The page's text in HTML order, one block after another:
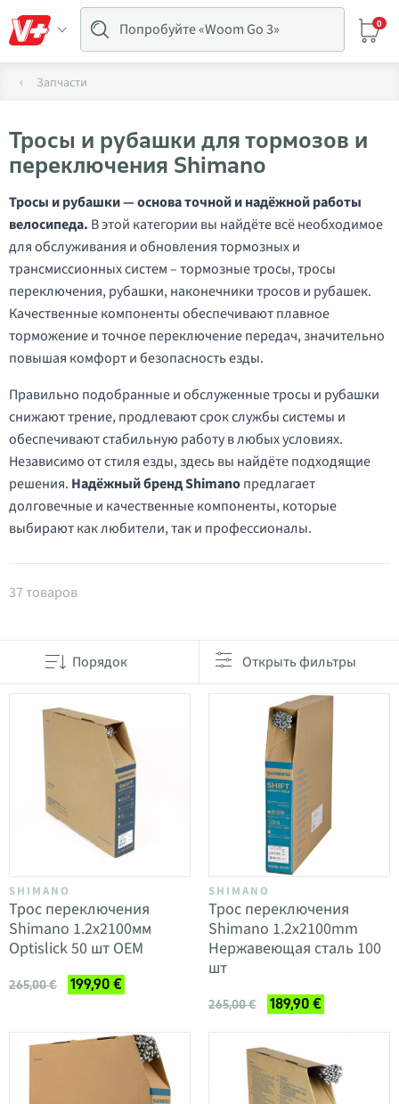
0
Запчасти
Тросы и рубашки для тормозов и
переключения Shimano
Тросы и рубашки — основа точной и надёжной работы
велосипеда. В этой категории вы найдёте всё необходимое
для обслуживания и обновления тормозных и
трансмиссионных систем – тормозные тросы, тросы
переключения, рубашки, наконечники тросов и рубашек.
Качественные компоненты обеспечивают плавное
торможение и точное переключение передач, значительно
повышая комфорт и безопасность езды.
Правильно подобранные и обслуженные тросы и рубашки
снижают трение, продлевают срок службы системы и
обеспечивают стабильную работу в любых условиях.
Независимо от стиля езды, здесь вы найдёте подходящие
решения. Надёжный бренд Shimanoпредлагает
долговечные и качественные компоненты, которые
выбирают как любители, так и профессионалы.
Товары в категории Тросы и рубашки
37 товаров
Порядок Открыть фильтры
SHIMANO
Трос переключения
Shimano 1.2x2100мм
Optislick 50 шт OEM
265,00 € 199,90 €
SHIMANO
Трос переключения
Shimano 1.2x2100mm
Нержавеющая сталь 100
шт
265,00 € 189,90 €